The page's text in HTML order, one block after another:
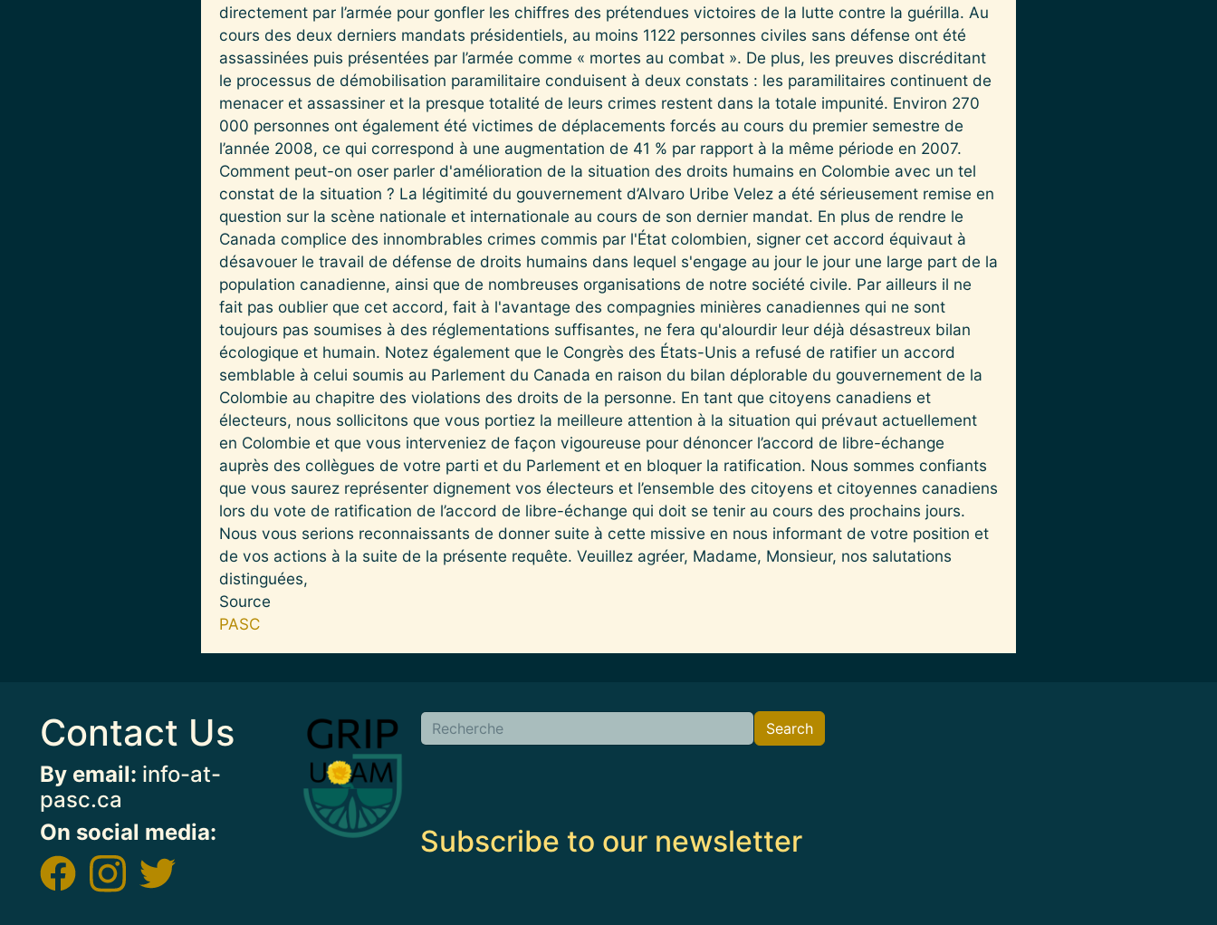
directement par l’armée pour gonfler les chiffres des prétendues victoires de la lutte contre la guérilla. Au
cours des deux derniers mandats présidentiels, au moins 1122 personnes civiles sans défense ont été
assassinées puis présentées par l’armée comme « mortes au combat ». De plus, les preuves discréditant
le processus de démobilisation paramilitaire conduisent à deux constats : les paramilitaires continuent de
menacer et assassiner et la presque totalité de leurs crimes restent dans la totale impunité. Environ 270
000 personnes ont également été victimes de déplacements forcés au cours du premier semestre de
l’année 2008, ce qui correspond à une augmentation de 41 % par rapport à la même période en 2007.
Comment peut-on oser parler d'amélioration de la situation des droits humains en Colombie avec un tel
constat de la situation ? La légitimité du gouvernement d’Alvaro Uribe Velez a été sérieusement remise en
question sur la scène nationale et internationale au cours de son dernier mandat. En plus de rendre le
Canada complice des innombrables crimes commis par l'État colombien, signer cet accord équivaut à
désavouer le travail de défense de droits humains dans lequel s'engage au jour le jour une large part de la
population canadienne, ainsi que de nombreuses organisations de notre société civile. Par ailleurs il ne
fait pas oublier que cet accord, fait à l'avantage des compagnies minières canadiennes qui ne sont
toujours pas soumises à des réglementations suffisantes, ne fera qu'alourdir leur déjà désastreux bilan
écologique et humain. Notez également que le Congrès des États-Unis a refusé de ratifier un accord
semblable à celui soumis au Parlement du Canada en raison du bilan déplorable du gouvernement de la
Colombie au chapitre des violations des droits de la personne. En tant que citoyens canadiens et
électeurs, nous sollicitons que vous portiez la meilleure attention à la situation qui prévaut actuellement
en Colombie et que vous interveniez de façon vigoureuse pour dénoncer l’accord de libre-échange
auprès des collègues de votre parti et du Parlement et en bloquer la ratification. Nous sommes confiants
que vous saurez représenter dignement vos électeurs et l’ensemble des citoyens et citoyennes canadiens
lors du vote de ratification de l’accord de libre-échange qui doit se tenir au cours des prochains jours.
Nous vous serions reconnaissants de donner suite à cette missive en nous informant de votre position et
de vos actions à la suite de la présente requête. Veuillez agréer, Madame, Monsieur, nos salutations
distinguées,
Source
PASC
Contact Us
By email: info-at-
pasc.ca
On social media:
Image Search Search
Subscribe to our newsletter